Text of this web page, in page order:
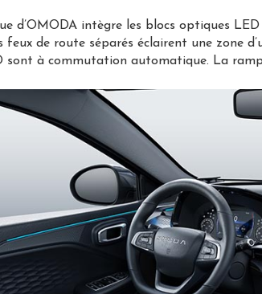
d’OMODA intègre les blocs optiques
feux de route séparés éclairent une zone
sont à commutation automatique. La